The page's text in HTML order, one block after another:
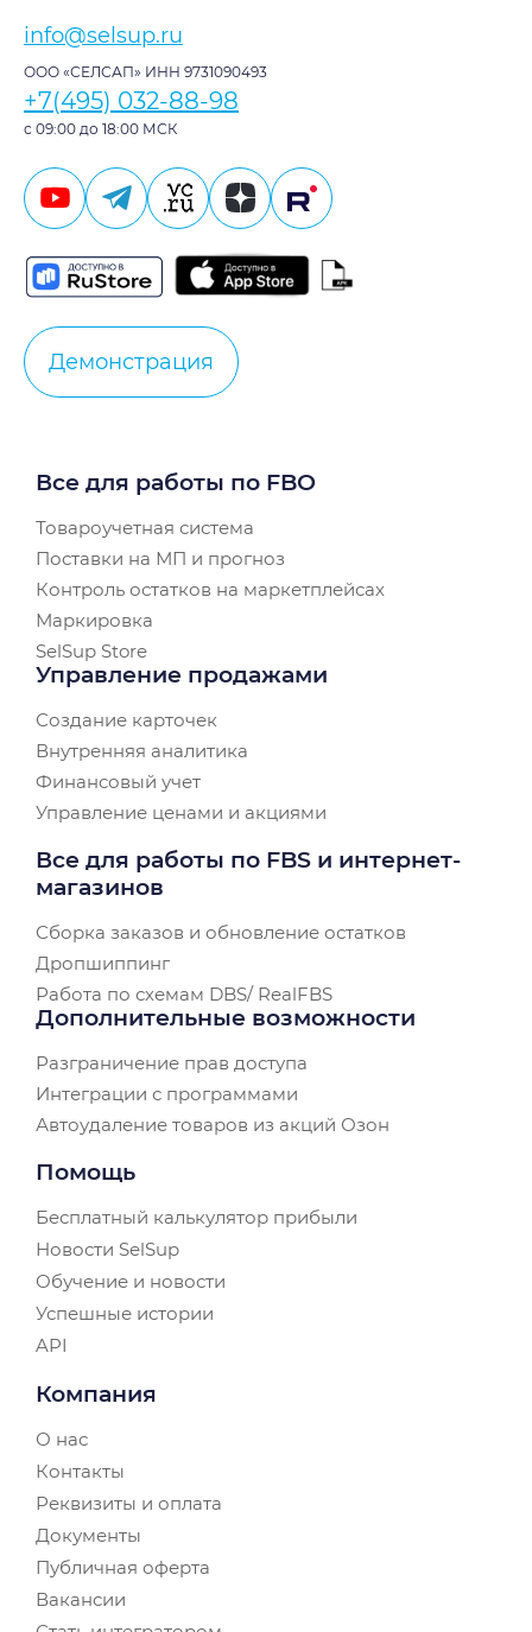
info@selsup.ru
ООО «СЕЛСАП» ИНН 9731090493
+7(495) 032-88-98
с 09:00 до 18:00 МСК
Демонстрация
Все для работы по FBO
Товароучетная система
Поставки на МП и прогноз
Контроль остатков на маркетплейсах
Маркировка
SelSup Store
Управление продажами
Создание карточек
Внутренняя аналитика
Финансовый учет
Управление ценами и акциями
Все для работы по FBS и интернет-
магазинов
Сборка заказов и обновление остатков
Дропшиппинг
Работа по схемам DBS/ RealFBS
Дополнительные возможности
Разграничение прав доступа
Интеграции с программами
Автоудаление товаров из акций Озон
Помощь
Бесплатный калькулятор прибыли
Новости SelSup
Обучение и новости
Успешные истории
API
Компания
О нас
Контакты
Реквизиты и оплата
Документы
Публичная оферта
Вакансии